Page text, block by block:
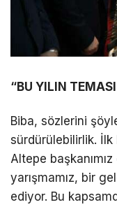
“BU YILIN
Biba, sözlerini
sürdürülebilirlik. İlk
Altepe
yarışmamız, bir
ediyor. Bu